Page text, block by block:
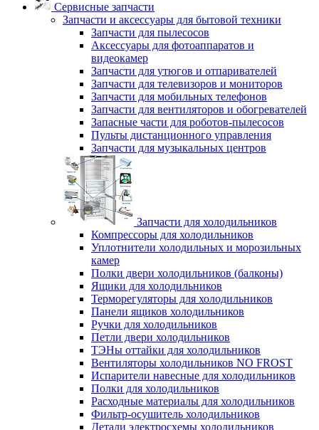
Сервисные запчасти
Запчасти и аксессуары для бытовой техники
Запчасти для пылесосов
Аксессуары для фотоаппаратов и
видеокамер
Запчасти для утюгов и отпаривателей
Запчасти для телевизоров и мониторов
Запчасти для мобильных телефонов
Запчасти для вентиляторов и обогревателей
Запасные части для роботов-пылесосов
Пульты дистанционного управления
Запчасти для музыкальных центров
Запчасти для холодильников
Компрессоры для холодильников
Уплотнители холодильных и морозильных
камер
Полки двери холодильников (балконы)
Ящики для холодильников
Терморегуляторы для холодильников
Панели ящиков холодильников
Ручки для холодильников
Петли двери холодильников
ТЭНы оттайки для холодильников
Вентиляторы холодильников NO FROST
Испарители навесные для холодильников
Полки для холодильников
Расходные материалы для холодильников
Фильтр-осушитель холодильников
Детали электросхемы холодильников